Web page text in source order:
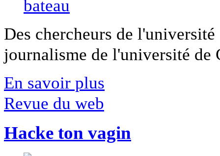
Des chercheurs de
journalisme de l'université
En savoir plus
Revue du web
Hacke ton vagin